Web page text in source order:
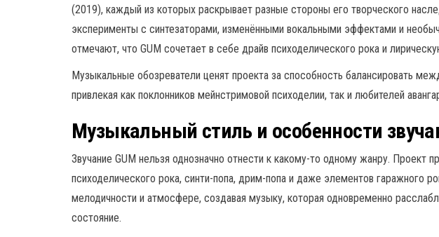
(2019), каждый из которых раскрывает разные стороны его творческого
эксперименты с синтезаторами, изменёнными вокальными эффектами и
отмечают, что GUM сочетает в себе драйв психоделического рока и
Музыкальные обозреватели ценят проекта за способность балансировать
привлекая как поклонников мейнстримовой психоделии, так и любителей
Музыкальный стиль и особенности
Звучание GUM нельзя однозначно отнести к какому-то одному жанру. Проект
психоделического рока, синти-попа, дрим-попа и даже элементов гаражного
мелодичности и атмосфере, создавая музыку, которая одновременно
состояние.